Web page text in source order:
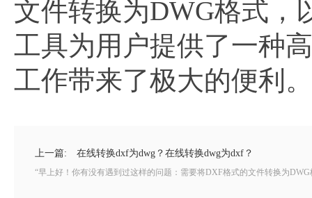
文件转换为DWG格式，
工具为用户提供了一种
工作带来了极大的便利。
上一篇: 在线转换dxf为dwg？在线转换dwg为dxf？
“早上好！你有没有遇到过这样的问题：需要将DXF格式的文件转换为